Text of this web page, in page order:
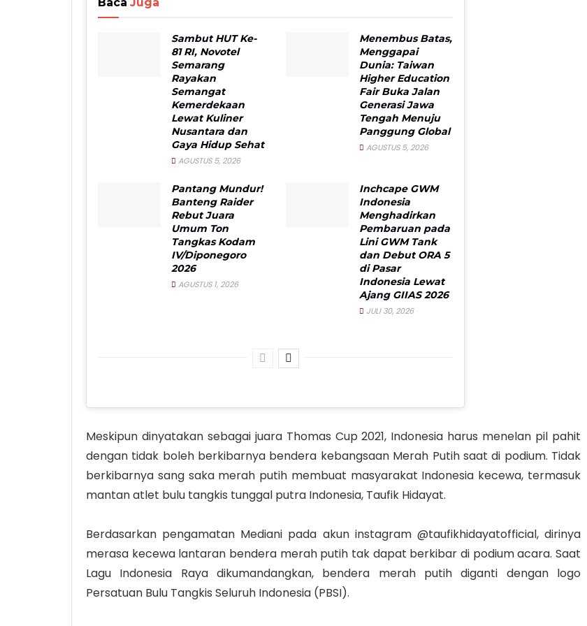
Sambut HUT Ke-
81 RI, Novotel
Semarang
Rayakan
Semangat
Kemerdekaan
Lewat Kuliner
Nusantara dan
Gaya Hidup Sehat
AGUSTUS 5, 2026
Menembus Batas,
Menggapai
Dunia: Taiwan
Higher Education
Fair Buka Jalan
Generasi Jawa
Tengah Menuju
Panggung Global
AGUSTUS 5, 2026
Pantang Mundur!
Banteng Raider
Rebut Juara
Umum Ton
Tangkas Kodam
IV/Diponegoro
2026
AGUSTUS 1, 2026
Inchcape GWM
Indonesia
Menghadirkan
Pembaruan pada
Lini GWM Tank
dan Debut ORA 5
di Pasar
Indonesia Lewat
Ajang GIIAS 2026
JULI 30, 2026
Meskipun dinyatakan sebagai juara Thomas Cup 2021, Indonesia harus menelan pil pahit
dengan tidak boleh berkibarnya bendera kebangsaan Merah Putih saat di podium. Tidak
berkibarnya sang saka merah putih membuat masyarakat Indonesia kecewa, termasuk
mantan atlet bulu tangkis tunggal putra Indonesia, Taufik Hidayat.
Berdasarkan pengamatan Mediani pada akun instagram @taufikhidayatofficial, dirinya
merasa kecewa lantaran bendera merah putih tak dapat berkibar di podium acara. Saat
Lagu Indonesia Raya dikumandangkan, bendera merah putih diganti dengan logo
Persatuan Bulu Tangkis Seluruh Indonesia (PBSI).